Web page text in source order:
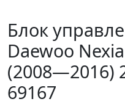
Блок
Daewoo
(2008—2016)
69167